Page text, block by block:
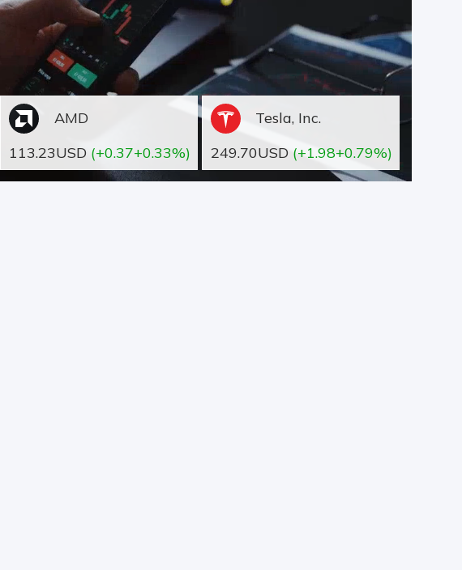
AMD
113.23USD (+0.37+0.33%)
Tesla, Inc.
249.70USD (+1.98+0.79%)